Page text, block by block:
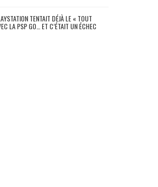
TENTAIT DÉJÀ LE « TOUT
LA PSP GO… ET C’ÉTAIT UN ÉCHEC